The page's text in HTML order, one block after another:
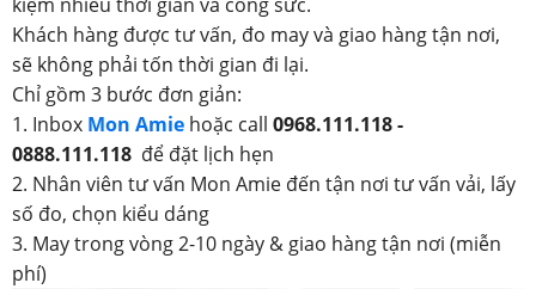
Khách hàng được tư vấn, đo may và giao hàng tận nơi,
sẽ không phải tốn thời gian đi lại.
Chỉ gồm 3 bước đơn giản:
1. Inbox Mon Amie hoặc call 0968.111.118 -
0888.111.118 để đặt lịch hẹn
2. Nhân viên tư vấn Mon Amie đến tận nơi tư vấn vải, lấy
số đo, chọn kiểu dáng
3. May trong vòng 2-10 ngày & giao hàng tận nơi (miễn
phí)